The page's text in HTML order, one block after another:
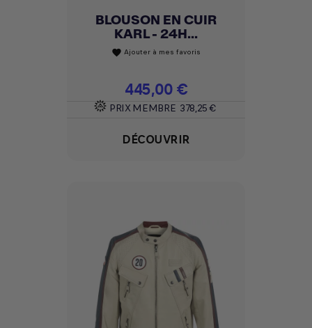
BLOUSON EN CUIR
KARL - 24H...
favorite Ajouter à mes favoris
Prix
445,00 €
PRIX MEMBRE 378,25 €
DÉCOUVRIR